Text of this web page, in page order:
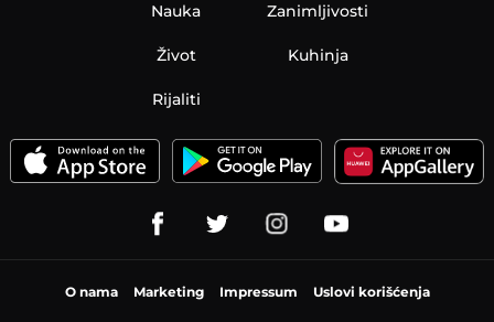
Nauka Zanimljivosti
Život Kuhinja
Rijaliti
O nama Marketing Impressum Uslovi korišćenja